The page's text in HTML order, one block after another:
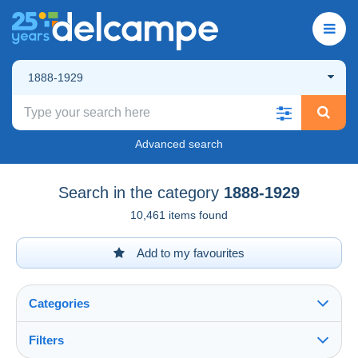
1888-1929
Advanced search
Search in the category 1888-1929
10,461 items found
Add to my favourites
Categories
Filters